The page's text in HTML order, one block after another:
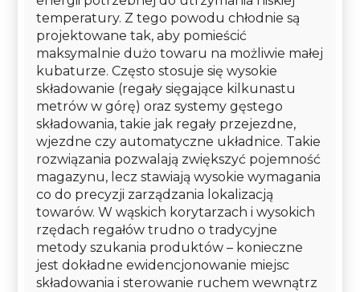
temperatury. Z tego powodu chłodnie są
projektowane tak, aby pomieścić
maksymalnie dużo towaru na możliwie małej
kubaturze. Często stosuje się wysokie
składowanie (regały sięgające kilkunastu
metrów w górę) oraz systemy gęstego
składowania, takie jak regały przejezdne,
wjezdne czy automatyczne układnice. Takie
rozwiązania pozwalają zwiększyć pojemność
magazynu, lecz stawiają wysokie wymagania
co do precyzji zarządzania lokalizacją
towarów. W wąskich korytarzach i wysokich
rzędach regałów trudno o tradycyjne
metody szukania produktów – konieczne
jest dokładne ewidencjonowanie miejsc
składowania i sterowanie ruchem wewnątrz